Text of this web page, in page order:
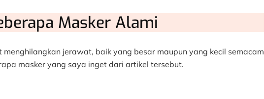
Masker Alami
jerawat, baik yang besar maupun yang kecil semacam
masker yang saya inget dari artikel tersebut.